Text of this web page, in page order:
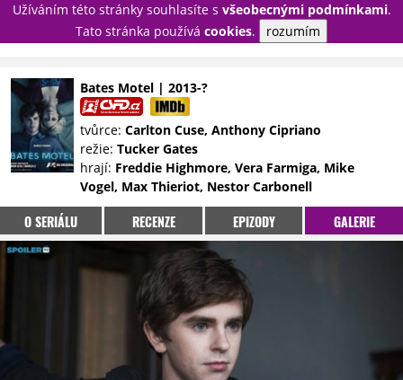
Užíváním této stránky souhlasíte s všeobecnými podmínkami.
Tato stránka používá cookies. rozumím
PŘIHLÁSIT
NOVINKY
TÉMATA
RECENZE
EPIZODY
KULT
TRAILERY
GALERIE
DISKUZE
STATISTIKY
TIRÁŽ
Bates Motel | 2013-?
tvůrce: Carlton Cuse, Anthony Cipriano
režie: Tucker Gates
hrají: Freddie Highmore, Vera Farmiga, Mike
Vogel, Max Thieriot, Nestor Carbonell
O SERIÁLU RECENZE EPIZODY GALERIE